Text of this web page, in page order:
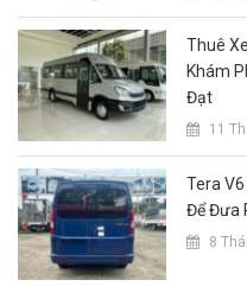
Thuê
Khám
Đạt
11
Tera
Để Đưa
8